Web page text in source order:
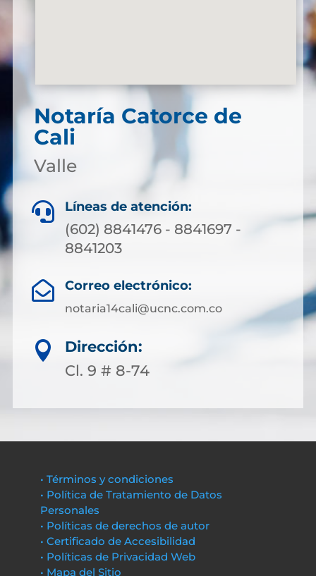
Notaría Catorce de
Cali
Valle
 Líneas de atención:
(602) 8841476 - 8841697 -
8841203
 Correo electrónico:
notaria14cali@ucnc.com.co

Dirección:
Cl. 9 # 8-74
• Términos y condiciones
• Política de Tratamiento de Datos
Personales
• Políticas de derechos de autor
• Certificado de Accesibilidad
• Políticas de Privacidad Web
• Mapa del Sitio